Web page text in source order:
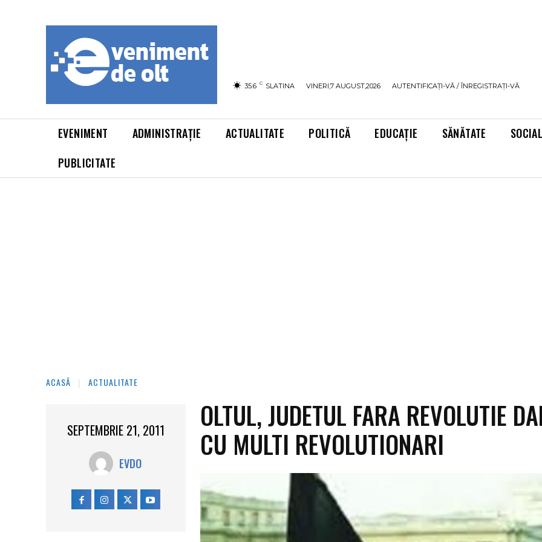
35.6 C SLATINA VINERI,7 AUGUST,2026 AUTENTIFICAȚI-VĂ / ÎNREGISTRAȚI-VĂ
EVENIMENT ADMINISTRAȚIE ACTUALITATE POLITICĂ EDUCAȚIE SĂNĂTATE
PUBLICITATE
ACASĂ ACTUALITATE
SEPTEMBRIE 21, 2011
EVDO
OLTUL, JUDETUL FARA REVOLUTIE
CU MULTI REVOLUTIONARI